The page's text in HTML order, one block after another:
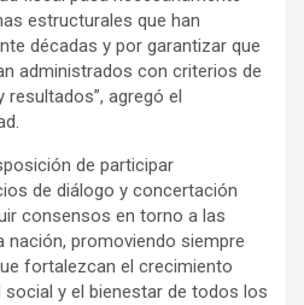
estructurales que han
décadas y por garantizar que
administrados con criterios de
agregó el
de participar
de diálogo y concertación
consensos en torno a las
nación, promoviendo siempre
fortalezcan el crecimiento
y el bienestar de todos los